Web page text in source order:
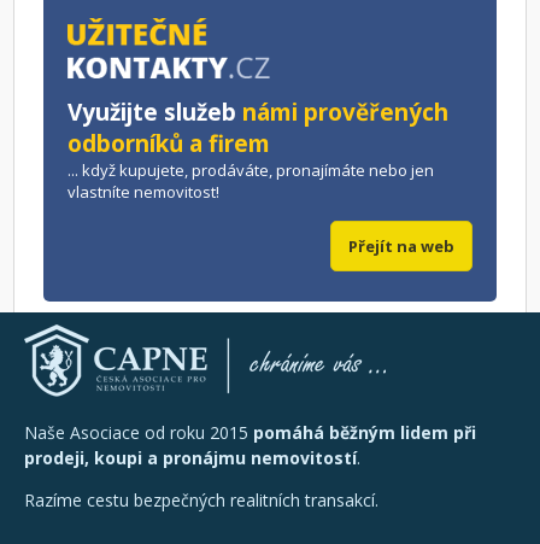
Využijte služeb námi prověřených
odborníků a firem
... když kupujete, prodáváte, pronajímáte nebo jen
vlastníte nemovitost!
Přejít na web
Naše Asociace od roku 2015 pomáhá běžným lidem při
prodeji, koupi a pronájmu nemovitostí.
Razíme cestu bezpečných realitních transakcí.